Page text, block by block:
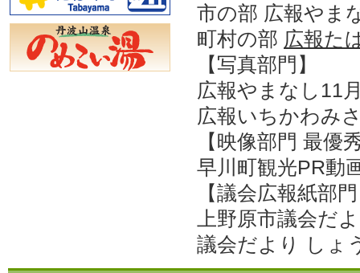
市の部 広報やま
町村の部 広報た
【写真部門】
広報やまなし11
広報いちかわみ
【映像部門 最優
早川町観光PR動
【議会広報紙部
上野原市議会だ
議会だより しょ